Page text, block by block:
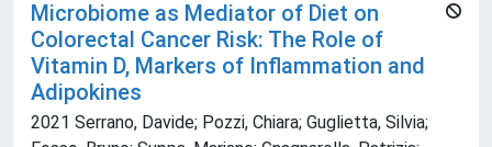
Microbiome as Mediator of Diet on
Colorectal Cancer Risk: The Role of
Vitamin D, Markers of Inflammation and
Adipokines
2021 Serrano, Davide; Pozzi, Chiara; Guglietta, Silvia;